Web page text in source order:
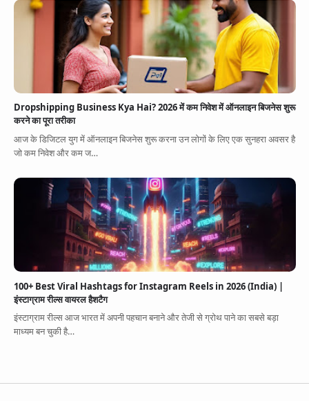
Dropshipping Business Kya Hai? 2026 में कम निवेश में ऑनलाइन बिजनेस शुरू
करने का पूरा तरीका
आज के डिजिटल युग में ऑनलाइन बिजनेस शुरू करना उन लोगों के लिए एक सुनहरा अवसर है
जो कम निवेश और कम ज…
100+ Best Viral Hashtags for Instagram Reels in 2026 (India) |
इंस्टाग्राम रील्स वायरल हैशटैग
इंस्टाग्राम रील्स आज भारत में अपनी पहचान बनाने और तेजी से ग्रोथ पाने का सबसे बड़ा
माध्यम बन चुकी है…